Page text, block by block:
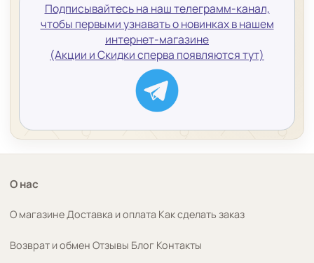
Подписывайтесь на наш телеграмм-канал,
чтобы первыми узнавать о новинках в нашем
интернет-магазине
(Акции и Скидки сперва появляются тут)
О нас
О магазинеДоставка и оплата Как сделать заказ
Возврат и обмен Отзывы Блог Контакты